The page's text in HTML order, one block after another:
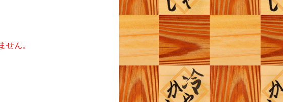
せん。